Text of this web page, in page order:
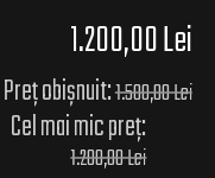
1.200,00 Lei
Preț obișnuit:1.500,00 Lei
Cel mai mic preț:
1.200,00 Lei